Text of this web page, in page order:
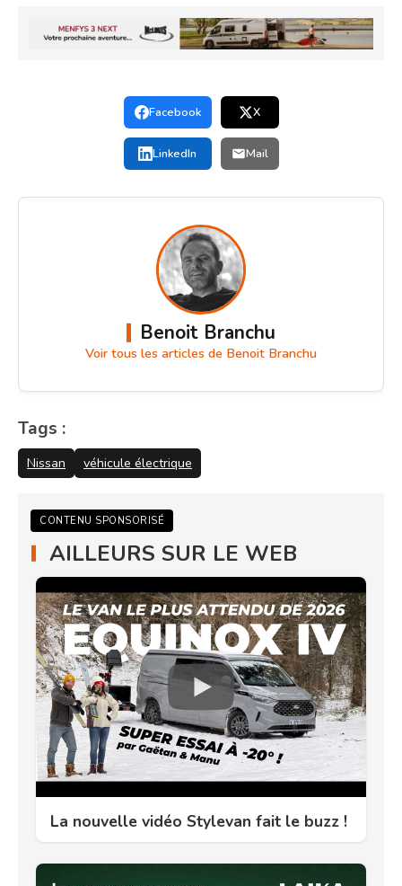
Facebook X
LinkedIn Mail
Benoit Branchu
Voir tous les articles de Benoit Branchu
Tags :
Nissan véhicule électrique
CONTENU SPONSORISÉ
AILLEURS SUR LE WEB
La nouvelle vidéo Stylevan fait le buzz !